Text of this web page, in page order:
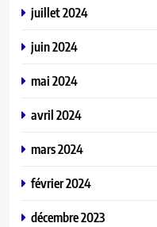
juillet 2024
juin 2024
mai 2024
avril 2024
mars 2024
février 2024
décembre 2023